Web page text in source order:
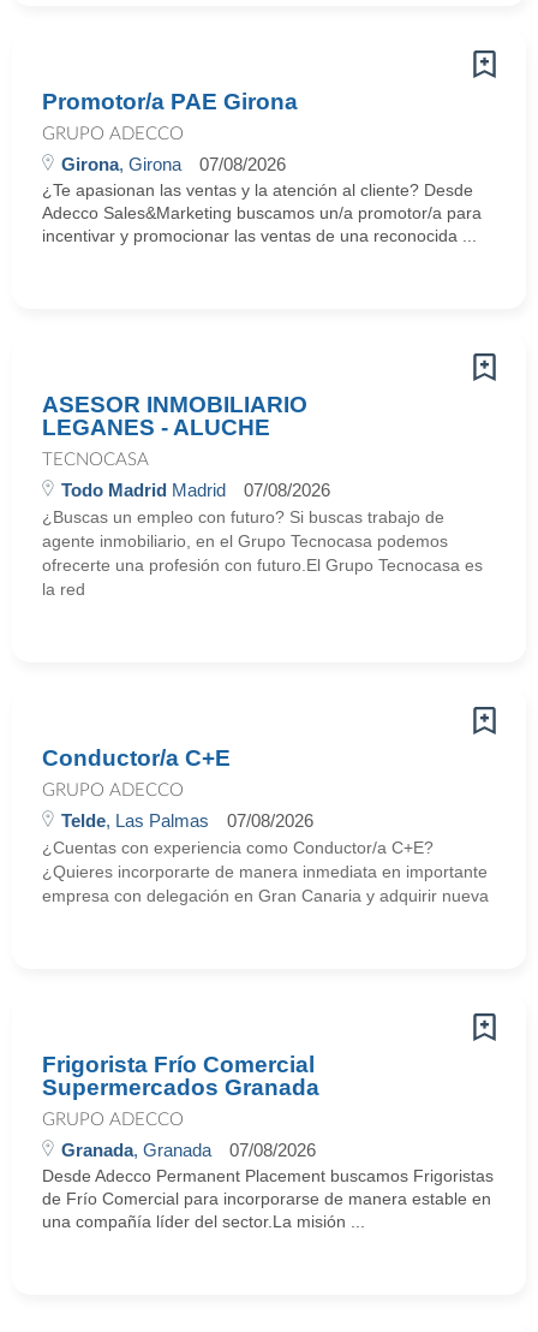
Promotor/a PAE Girona
GRUPO ADECCO
Girona, Girona 07/08/2026
¿Te apasionan las ventas y la atención al cliente? Desde
Adecco Sales&Marketing buscamos un/a promotor/a para
incentivar y promocionar las ventas de una reconocida ...
ASESOR INMOBILIARIO
LEGANES - ALUCHE
TECNOCASA
Todo Madrid Madrid 07/08/2026
¿Buscas un empleo con futuro? Si buscas trabajo de
agente inmobiliario, en el Grupo Tecnocasa podemos
ofrecerte una profesión con futuro.El Grupo Tecnocasa es
la red
Conductor/a C+E
GRUPO ADECCO
Telde, Las Palmas 07/08/2026
¿Cuentas con experiencia como Conductor/a C+E?
¿Quieres incorporarte de manera inmediata en importante
empresa con delegación en Gran Canaria y adquirir nueva
Frigorista Frío Comercial
Supermercados Granada
GRUPO ADECCO
Granada, Granada 07/08/2026
Desde Adecco Permanent Placement buscamos Frigoristas
de Frío Comercial para incorporarse de manera estable en
una compañía líder del sector.La misión ...